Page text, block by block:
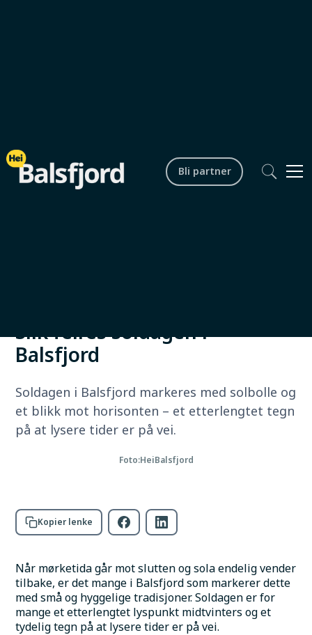
Bli partner
Slik feires soldagen i
Balsfjord
Soldagen i Balsfjord markeres med solbolle og
et blikk mot horisonten – et etterlengtet tegn
på at lysere tider er på vei.
Foto:HeiBalsfjord
Kopier lenke
Når mørketida går mot slutten og sola endelig vender
tilbake, er det mange i Balsfjord som markerer dette
med små og hyggelige tradisjoner. Soldagen er for
mange et etterlengtet lyspunkt midtvinters og et
tydelig tegn på at lysere tider er på vei.